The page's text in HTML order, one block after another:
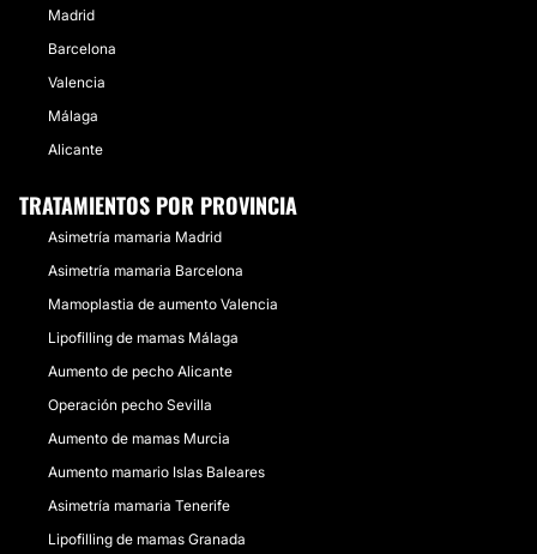
Madrid
Barcelona
Valencia
Málaga
Alicante
TRATAMIENTOS POR PROVINCIA
Asimetría mamaria Madrid
Asimetría mamaria Barcelona
Mamoplastia de aumento Valencia
Lipofilling de mamas Málaga
Aumento de pecho Alicante
Operación pecho Sevilla
Aumento de mamas Murcia
Aumento mamario Islas Baleares
Asimetría mamaria Tenerife
Lipofilling de mamas Granada